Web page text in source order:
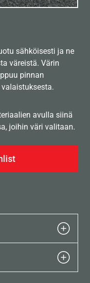
sähköisesti ja ne
väreistä. Värin
pinnan
avulla siinä
joihin väri valitaan.